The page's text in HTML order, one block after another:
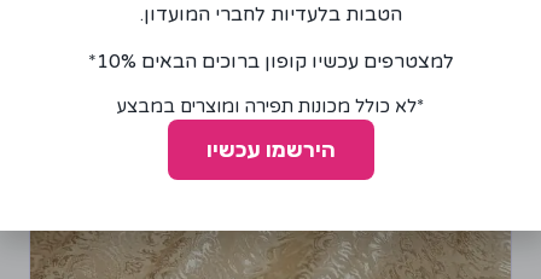
הטבות בלעדיות לחברי המועדון.
למצטרפים עכשיו קופון ברוכים הבאים 10%*
*לא כולל מכונות תפירה ומוצרים במבצע
הירשמו עכשיו